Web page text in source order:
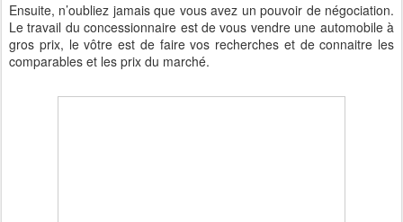
Ensuite, n’oubliez jamais que vous avez un pouvoir de négociation.
Le travail du concessionnaire est de vous vendre une automobile à
gros prix, le vôtre est de faire vos recherches et de connaitre les
comparables et les prix du marché.